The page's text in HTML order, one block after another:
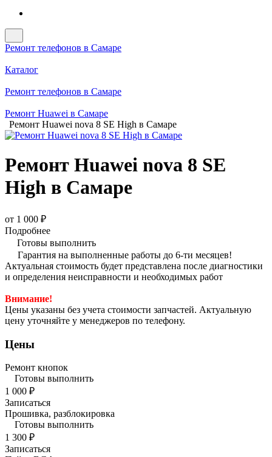
Ремонт телефонов в Самаре
Каталог
Ремонт телефонов в Самаре
Ремонт Huawei в Самаре
Ремонт Huawei nova 8 SE High в Самаре
Ремонт Huawei nova 8 SE
High в Самаре
от 1 000 ₽
Подробнее
Готовы выполнить
Гарантия на выполненные работы до 6-ти месяцев!
Актуальная стоимость будет представлена после диагностики
и определения неисправности и необходимых работ
Внимание!
Цены указаны без учета стоимости запчастей. Актуальную
цену уточняйте у менеджеров по телефону.
Цены
Ремонт кнопок
Готовы выполнить
1 000 ₽
Записаться
Прошивка, разблокировка
Готовы выполнить
1 300 ₽
Записаться